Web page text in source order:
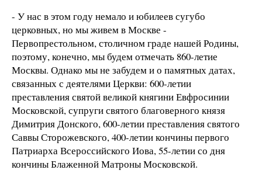
- У нас в этом году немало и юбилеев сугубо
церковных, но мы живем в Москве -
Первопрестольном, столичном граде нашей Родины,
поэтому, конечно, мы будем отмечать 860-летие
Москвы. Однако мы не забудем и о памятных датах,
связанных с деятелями Церкви: 600-летии
преставления святой великой княгини Евфросинии
Московской, супруги святого благоверного князя
Димитрия Донского, 600-летии преставления святого
Саввы Сторожевского, 400-летии кончины первого
Патриарха Всероссийского Иова, 55-летии со дня
кончины Блаженной Матроны Московской.